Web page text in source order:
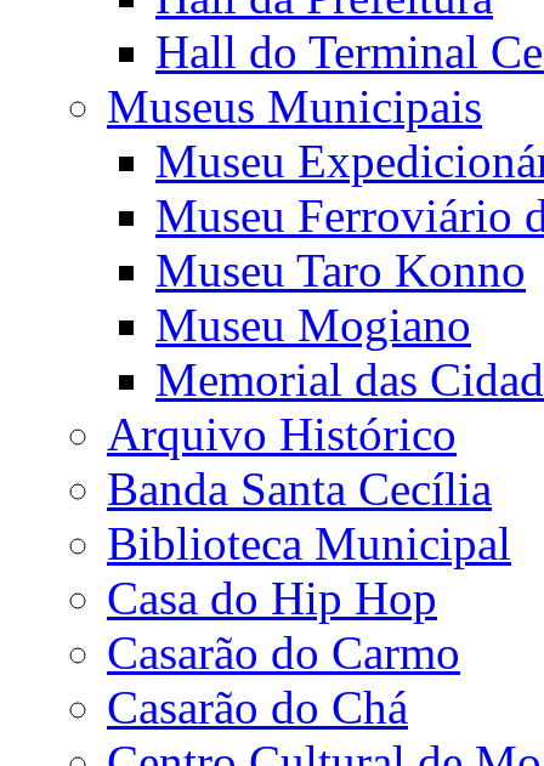
Hall do Terminal
Museus Municipais
Museu
Museu Ferroviário
Museu Taro Konno
Museu Mogiano
Memorial das
Arquivo Histórico
Banda Santa Cecília
Biblioteca Municipal
Casa do Hip Hop
Casarão do Carmo
Casarão do Chá